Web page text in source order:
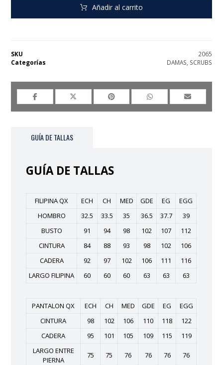
Añadir al carrito
SKU
2065
Categorías
DAMAS SCRUBS
GUÍA DE TALLAS
GUÍA DE TALLAS
FILIPINA QX ECH CH MED GDE EG
EGG
HOMBRO
32.5 33.5 35 36.5 37.7
39
BUSTO
91 94 98 102 107
112
CINTURA
84 88 93 98 102
106
CADERA
92 97 102 106 111
116
LARGO FILIPINA
60 60 60 63 63 63
PANTALON QX ECH CH MED GDE EG
EGG
CINTURA
98 102 106 110 118
122
CADERA
95 101 105 109 115
119
LARGO ENTRE
PIERNA
75 75 76 76 76 76